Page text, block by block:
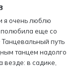
я очень люблю
еще со
путь
танцем надолго
в садике,